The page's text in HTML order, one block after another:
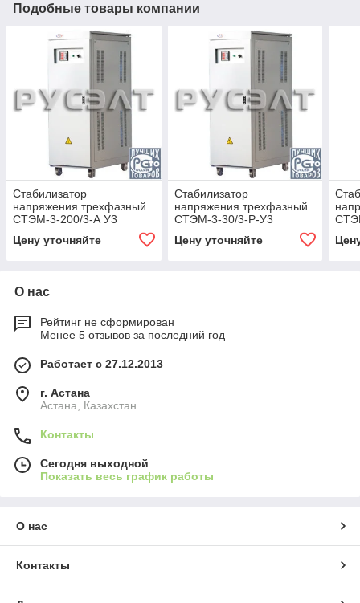
Подобные товары компании
Стабилизатор
напряжения трехфазный
СТЭМ-3-200/3-А У3
Цену уточняйте
Стабилизатор
напряжения трехфазный
СТЭМ-3-30/3-Р-У3
Цену уточняйте
О нас
Рейтинг не сформирован
Менее 5 отзывов за последний год
Работает с 27.12.2013
г. Астана
Астана, Казахстан
Контакты
Сегодня выходной
Показать весь график работы
О нас
Контакты